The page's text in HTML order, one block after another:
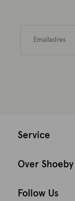
Service
Over Shoeby
Follow Us